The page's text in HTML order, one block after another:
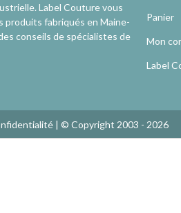
Label Couture vous
produits fabriqués en Maine-
conseils de spécialistes de
Panier
Mon
Label
| © Copyright 2003 - 2026